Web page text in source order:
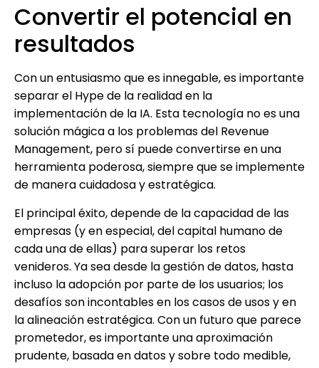
Convertir el potencial en
resultados
Con un entusiasmo que es innegable, es importante
separar el Hype de la realidad en la
implementación de la IA. Esta tecnología no es una
solución mágica a los problemas del Revenue
Management, pero sí puede convertirse en una
herramienta poderosa, siempre que se implemente
de manera cuidadosa y estratégica.
El principal éxito, depende de la capacidad de las
empresas (y en especial, del capital humano de
cada una de ellas) para superar los retos
venideros. Ya sea desde la gestión de datos, hasta
incluso la adopción por parte de los usuarios; los
desafíos son incontables en los casos de usos y en
la alineación estratégica. Con un futuro que parece
prometedor, es importante una aproximación
prudente, basada en datos y sobre todo medible,